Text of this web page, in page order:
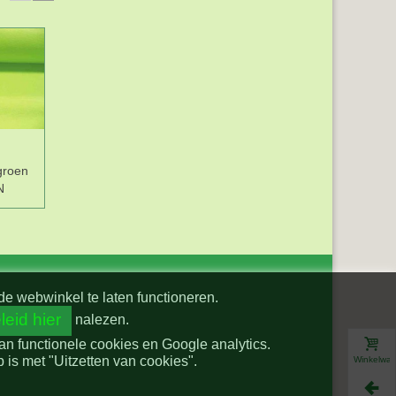
webwinkel te laten functioneren.
hier
nalezen.
functionele cookies en Google analytics.
is met "Uitzetten van cookies".